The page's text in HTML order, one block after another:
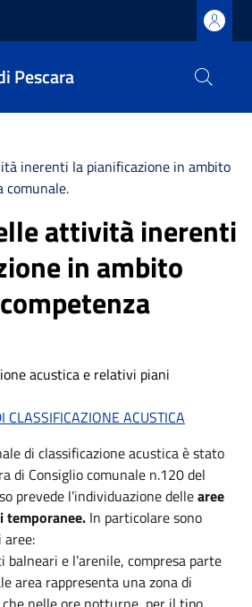
Pescara
inerenti la pianificazione in ambito
comunale.
attività inerenti
in ambito
acustica e relativi piani
ACUSTICA
di classificazione acustica è stato
di Consiglio comunale n.120 del
prevede l’individuazione dellearee
temporanee. In particolare sono
aree:
e l’arenile, compresa parte
area rappresenta una zona di